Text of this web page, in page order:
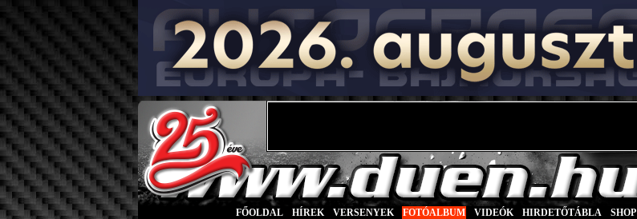
FŐOLDAL HÍREK VERSENYEK FOTÓALBUM VIDEÓK HIRDETŐTÁBLA SHOP